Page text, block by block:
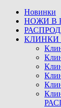
Новинки
НОЖИ В
КЛИНКИ